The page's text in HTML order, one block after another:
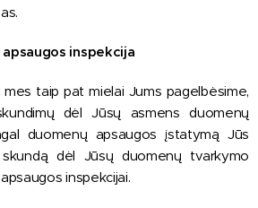
inspekcija
mes taip pat mielai Jums pagelbėsime,
dėl Jūsų asmens duomenų
duomenų apsaugos įstatymą Jūs
dėl Jūsų duomenų tvarkymo
inspekcijai.